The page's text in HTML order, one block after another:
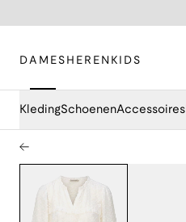
DAMES HEREN KIDS
KledingSchoenenAccessoires